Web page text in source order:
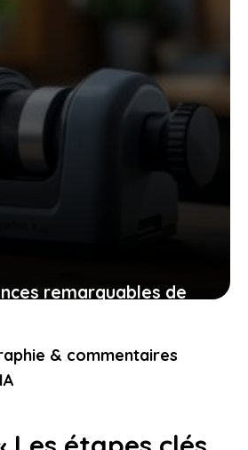
remarquables de
efficacité
& commentaires